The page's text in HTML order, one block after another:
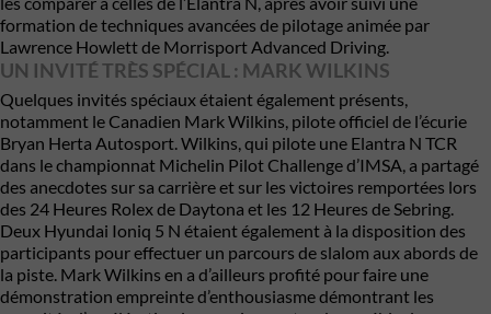
formation de techniques avancées de pilotage animée par
Lawrence Howlett de Morrisport Advanced Driving.
UN INVITÉ TRÈS SPÉCIAL : MARK WILKINS
Quelques invités spéciaux étaient également présents,
notamment le Canadien Mark Wilkins, pilote officiel de l’écurie
Bryan Herta Autosport. Wilkins, qui pilote une Elantra N TCR
dans le championnat Michelin Pilot Challenge d’IMSA, a partagé
des anecdotes sur sa carrière et sur les victoires remportées lors
des 24 Heures Rolex de Daytona et les 12 Heures de Sebring.
Deux Hyundai Ioniq 5 N étaient également à la disposition des
participants pour effectuer un parcours de slalom aux abords de
la piste. Mark Wilkins en a d’ailleurs profité pour faire une
démonstration empreinte d’enthousiasme démontrant les